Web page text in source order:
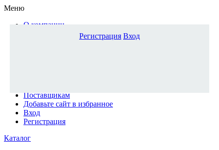
Меню
О компании
Доставка и оплата
Поставщикам
Добавьте сайт в избранное
Вход
Регистрация
Каталог
Регистрация Вход